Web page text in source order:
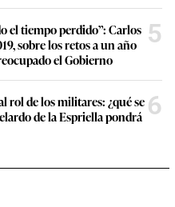
el tiempo perdido”: Carlos
sobre los retos a un año
el Gobierno
5
rol de los militares: ¿qué se
de la Espriella pondrá 6